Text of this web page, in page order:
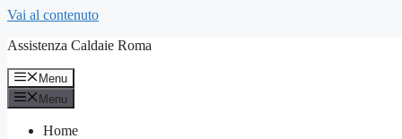
Vai al contenuto
Assistenza Caldaie Roma
Menu
Menu
Home